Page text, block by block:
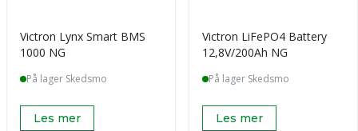
Victron Lynx Smart BMS
1000 NG
På lager Skedsmo
Les mer
Victron LiFePO4 Battery
12,8V/200Ah NG
På lager Skedsmo
Les mer